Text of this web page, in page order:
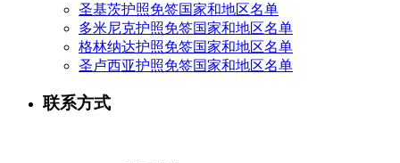
圣基茨护照免签国家和地区名单
多米尼克护照免签国家和地区名单
格林纳达护照免签国家和地区名单
圣卢西亚护照免签国家和地区名单
联系方式